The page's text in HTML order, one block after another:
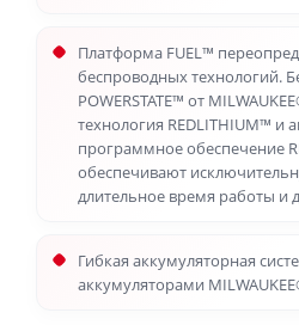
Платформа FUEL™
беспроводных технологий.
POWERSTATE™ от
технология REDLITHIUM™ и
программное обеспечение
обеспечивают
длительное время работы и
Гибкая аккумуляторная
аккумуляторами